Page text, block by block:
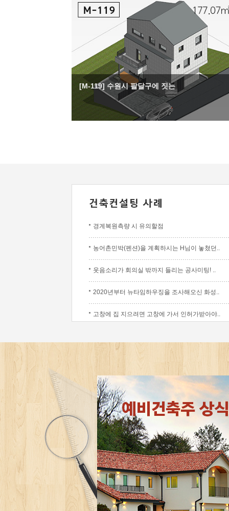
[M-119] 수원시 팔달구에 짓는
경계복원측량 시 유의할점
농어촌민박(펜션)을 계획하시는 H님이 놓쳤던..
웃음소리가 회의실 밖까지 들리는 공사미팅! ..
2020년부터 뉴타임하우징을 조사해오신 화성..
고창에 집 지으려면 고창에 가서 인허가받아야..